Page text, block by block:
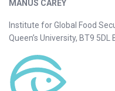
MANUS CAREY
Institute for Global Food
Queen’s University, BT9 5DL